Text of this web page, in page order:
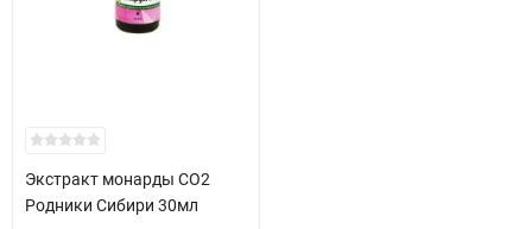
Экстракт монарды СО2
Родники Сибири 30мл